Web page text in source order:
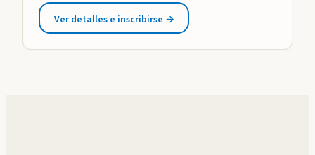
pasamos por alto que las normas reflejan una
perspectiva androcéntrica del Derecho. Aunque las
alcanzar la igualdad entre hombres y mujeres, aún
Ver detalles e inscribirse →
: SIMPOSIOS XXI-XXII